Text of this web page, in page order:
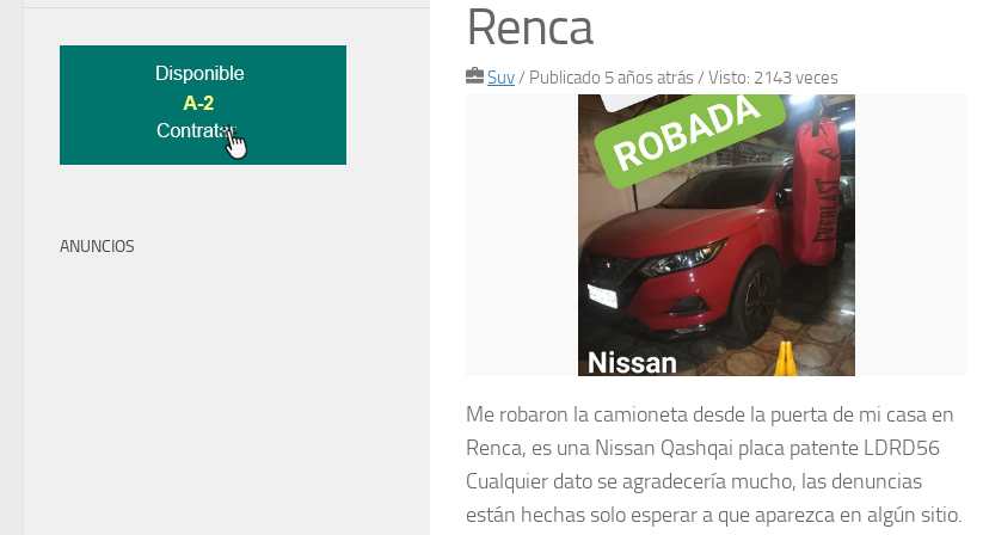
Renca
Suv/ Publicado 5 años atrás/ Visto: 2143 veces
Me robaron la camioneta desde la puerta de mi casa en
Renca, es una Nissan Qashqai placa patente LDRD56
Cualquier dato se agradecería mucho, las denuncias
están hechas solo esperar a que aparezca en algún sitio.
ANUNCIOS